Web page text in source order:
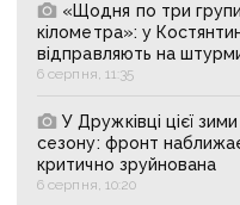
«Щодня по три
кілометра»: у
відправляють на
6 серпня, 11:35
У Дружківці цієї
сезону: фронт
критично зруйнована
6 серпня, 10:20